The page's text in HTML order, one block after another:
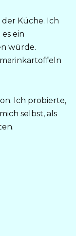
Küche. Ich
ein
würde.
Ich probierte,
selbst, als